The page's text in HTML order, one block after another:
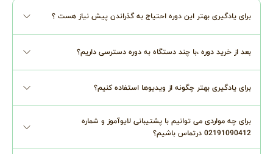
برای یادگیری بهتر این دوره احتیاج به گذراندن پیش نیاز هست ؟
بعد از خرید دوره ،با چند دستگاه به دوره دسترسی داریم؟
برای یادگیری بهتر چگونه از ویدیوها استفاده کنیم؟
برای چه مواردی می توانیم با پشتیبانی لایوآموز و شماره
02191090412 درتماس باشیم؟